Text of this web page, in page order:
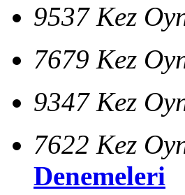
9537 Kez
7679 Kez
9347 Kez
7622 Kez
Denemeleri